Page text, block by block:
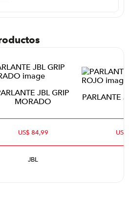
JBL GRIP
MORADO
PARLANTE
US$ 84,99
JBL